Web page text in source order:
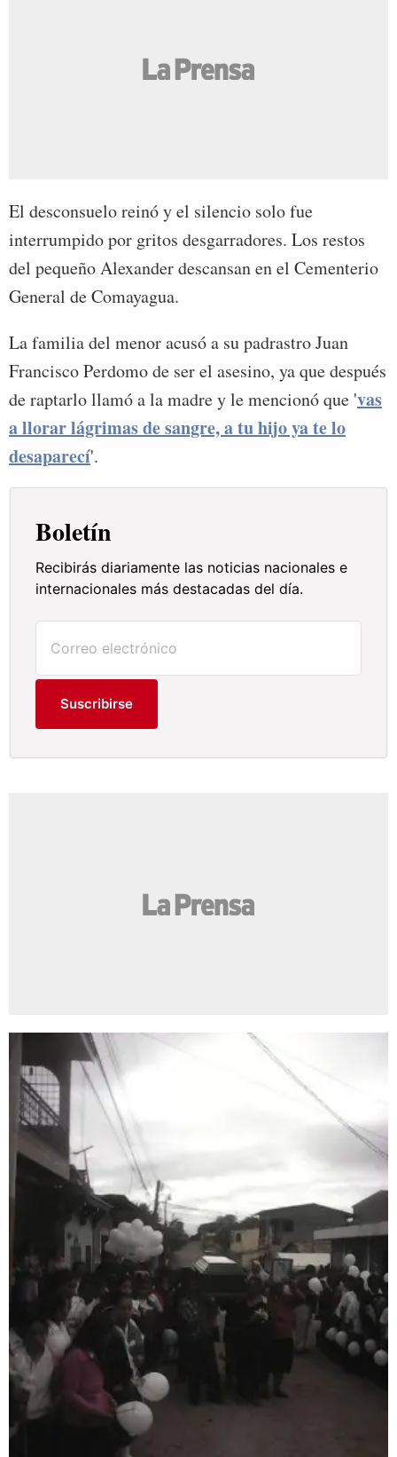
El desconsuelo reinó y el silencio solo fue
interrumpido por gritos desgarradores. Los restos
del pequeño Alexander descansan en el Cementerio
General de Comayagua.
La familia del menor acusó a su padrastro Juan
Francisco Perdomo de ser el asesino, ya que después
de raptarlo llamó a la madre y le mencionó que 'vas
a llorar lágrimas de sangre, a tu hijo ya te lo
desaparecí'.
Boletín
Recibirás diariamente las noticias nacionales e
internacionales más destacadas del día.
Suscribirse